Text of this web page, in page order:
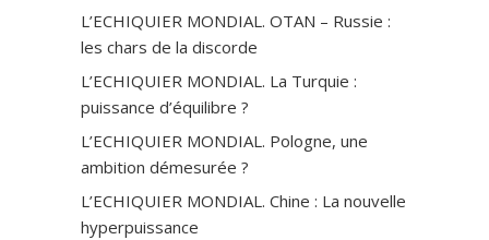
L’ECHIQUIER MONDIAL. OTAN – Russie :
les chars de la discorde
L’ECHIQUIER MONDIAL. La Turquie :
puissance d’équilibre ?
L’ECHIQUIER MONDIAL. Pologne, une
ambition démesurée ?
L’ECHIQUIER MONDIAL. Chine : La nouvelle
hyperpuissance